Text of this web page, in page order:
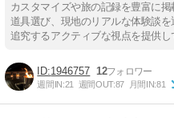
カスタマイズや旅の記録を豊富に
道具選び、現地のリアルな体験談
追究するアクティブな視点を提供し
1946757 12
週間IN:21 週間OUT:87 月間IN:81